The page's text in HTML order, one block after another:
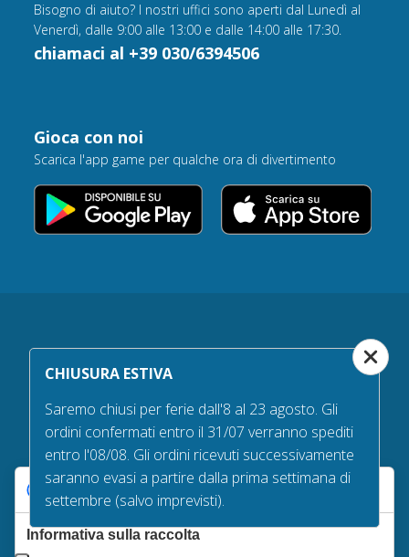
Bisogno di aiuto? I nostri uffici sono aperti dal Lunedì al
Venerdì, dalle 9:00 alle 13:00 e dalle 14:00 alle 17:30.
chiamaci al +39 030/6394506
Gioca con noi
Scarica l'app game per qualche ora di divertimento
Garanzie d’acquisto
Diritto di recesso
Qualità delle bandiere
Privacy policy
Cookie policy
CHIUSURA ESTIVA
Saremo chiusi per ferie dall'8 al 23 agosto. Gli
ordini confermati entro il 31/07 verranno spediti
entro l'08/08. Gli ordini ricevuti successivamente
saranno evasi a partire dalla prima settimana di
settembre (salvo imprevisti).
Le tue preferenze relative alla privacy
Informativa sulla raccolta